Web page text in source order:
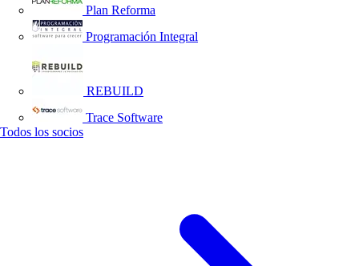
Plan Reforma
Programación Integral
REBUILD
Trace Software
Todos los socios